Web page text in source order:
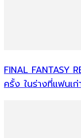
FINAL FANTASY
ครั้ง ในร่างที่แฟนเ